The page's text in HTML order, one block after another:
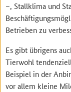
–, Stallklima und
Betrieben zu
Es gibt übrigens
Tierwohl
Beispiel in der
vor allem kleine